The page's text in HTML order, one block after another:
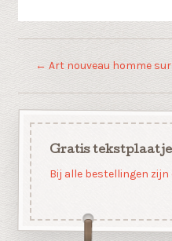
← Art nouveau homme
Gratis tekstplaatje
Bij alle bestellingen